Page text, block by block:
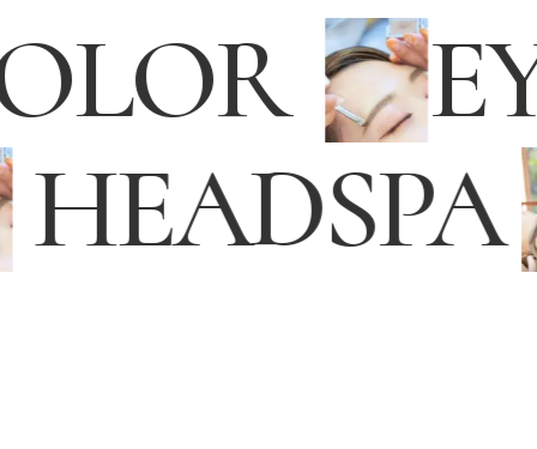
HEADSPA